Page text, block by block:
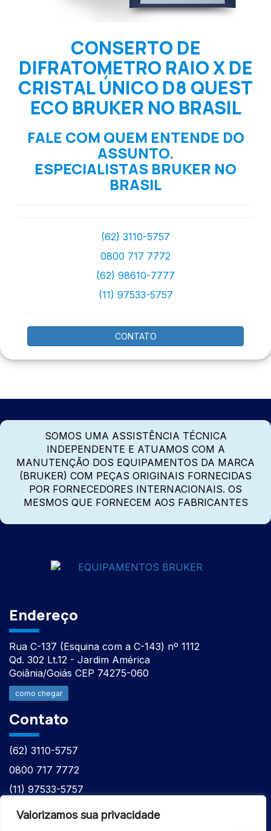
Valorizamos sua privacidade
CONSERTO DE
DIFRATOMETRO RAIO X DE
CRISTAL ÚNICO D8 QUEST
ECO BRUKER NO BRASIL
FALE COM QUEM ENTENDE DO
ASSUNTO.
ESPECIALISTAS BRUKER NO
BRASIL
(62) 3110-5757
0800 717 7772
(62) 98610-7777
(11) 97533-5757
CONTATO
SOMOS UMA ASSISTÊNCIA TÉCNICA
INDEPENDENTE E ATUAMOS COM A
MANUTENÇÃO DOS EQUIPAMENTOS DA MARCA
(BRUKER) COM PEÇAS ORIGINAIS FORNECIDAS
POR FORNECEDORES INTERNACIONAIS. OS
MESMOS QUE FORNECEM AOS FABRICANTES
Endereço
Rua C-137 (Esquina com a C-143) nº 1112
Qd. 302 Lt.12 - Jardim América
Goiânia/Goiás CEP 74275-060
como chegar
Contato
(62) 3110-5757
0800 717 7772
(11) 97533-5757
(62) 98610-7777